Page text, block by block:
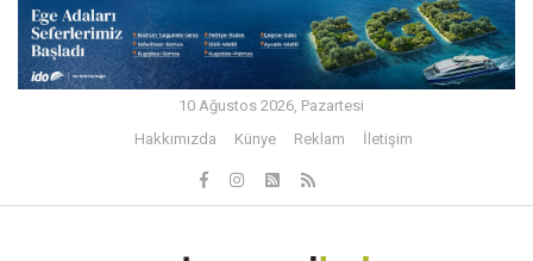
10 Ağustos 2026, Pazartesi
Hakkımızda
Künye Reklam İletişim